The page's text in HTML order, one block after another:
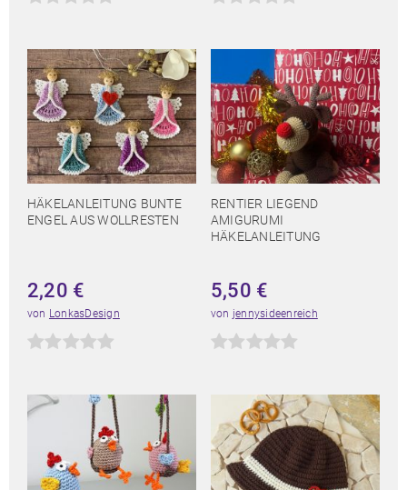
HÄKELANLEITUNG BUNTE
ENGEL AUS WOLLRESTEN
2,20 €
von LonkasDesign
RENTIER LIEGEND
AMIGURUMI
HÄKELANLEITUNG
5,50 €
von jennysideenreich